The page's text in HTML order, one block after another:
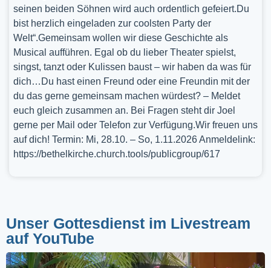
seinen beiden Söhnen wird auch ordentlich gefeiert.Du
bist herzlich eingeladen zur coolsten Party der
Welt“.Gemeinsam wollen wir diese Geschichte als
Musical aufführen. Egal ob du lieber Theater spielst,
singst, tanzt oder Kulissen baust – wir haben da was für
dich…Du hast einen Freund oder eine Freundin mit der
du das gerne gemeinsam machen würdest? – Meldet
euch gleich zusammen an. Bei Fragen steht dir Joel
gerne per Mail oder Telefon zur Verfügung.Wir freuen uns
auf dich! Termin: Mi, 28.10. – So, 1.11.2026 Anmeldelink:
https://bethelkirche.church.tools/publicgroup/617
Unser Gottesdienst im Livestream
auf YouTube